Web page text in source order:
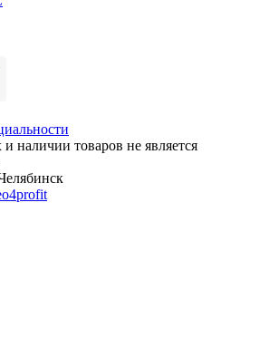
наличии товаров не является